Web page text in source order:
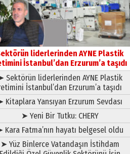
ATATÜRK ÜNİVERSİTESİ?”
28 Temmuz 2026 Salı
Ahmet Gökhan YAZICI
Ahmed Yesevi’den bir
Alperen… ”Reisimiz” idi…
Hakka yürüdü.!
26 Mart 2026 Perşembe
Cem Bakırcı
Ardında bıraktığı hatıralarıyla
gönül adamı Faruk Terzioğlu!
13 Mayıs 2026 Çarşamba
Esat BİNDESEN
Başkan Sekmen’den Erzurum’a
bir vizyon proje daha!
liderlerinden AYNE Plastik
İstanbul’dan Erzurum’a taşıdı
Sektörün liderlerinden AYNE Plastik
İstanbul’dan Erzurum’a taşıdı
Kitaplara Yansıyan Erzurum Sevdası
➤ Yeni Bir Tutku: CHERY
Kara Fatma’nın hayatı belgesel oldu
➤ Yüz Binlerce Vatandaşın İstihdam